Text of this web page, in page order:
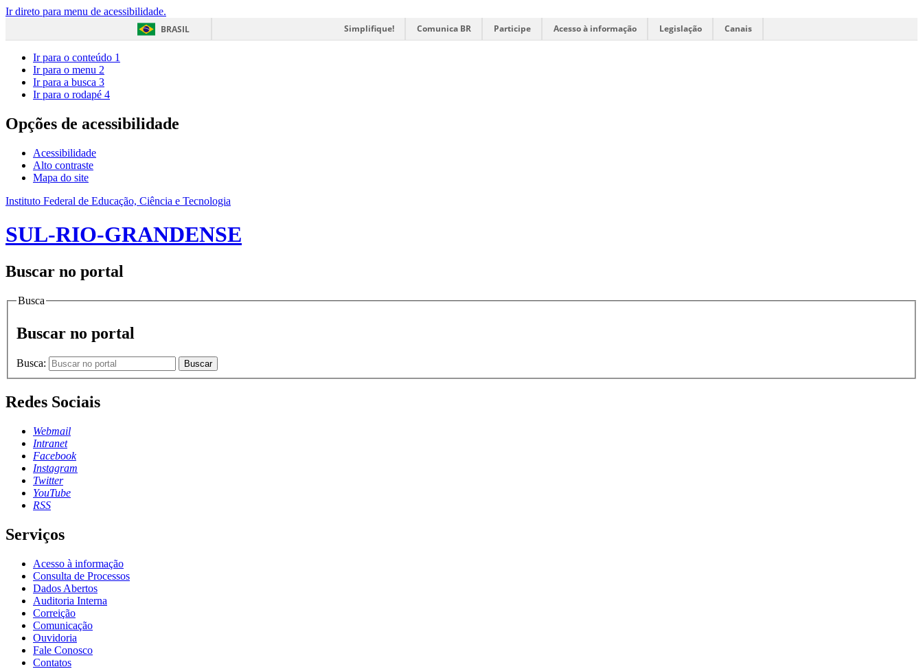
Ir direto para menu de acessibilidade.
BRASIL
Simplifique! Comunica BR Participe Acesso à informação Legislação Canais
Ir para o conteúdo 1
Ir para o menu 2
Ir para a busca 3
Ir para o rodapé 4
Opções de acessibilidade
Acessibilidade
Alto contraste
Mapa do site
Instituto Federal de Educação, Ciência e Tecnologia
SUL-RIO-GRANDENSE
Buscar no portal
Busca
Buscar no portal
Busca: Buscar
Redes Sociais
Webmail
Intranet
Facebook
Instagram
Twitter
YouTube
RSS
Serviços
Acesso à informação
Consulta de Processos
Dados Abertos
Auditoria Interna
Correição
Comunicação
Ouvidoria
Fale Conosco
Contatos